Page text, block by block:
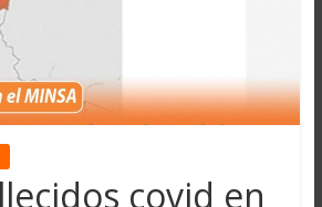
covid en